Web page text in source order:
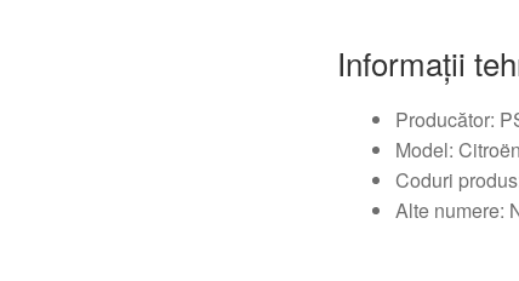
Informații
Producător:
Model:
Coduri
Alte numere: